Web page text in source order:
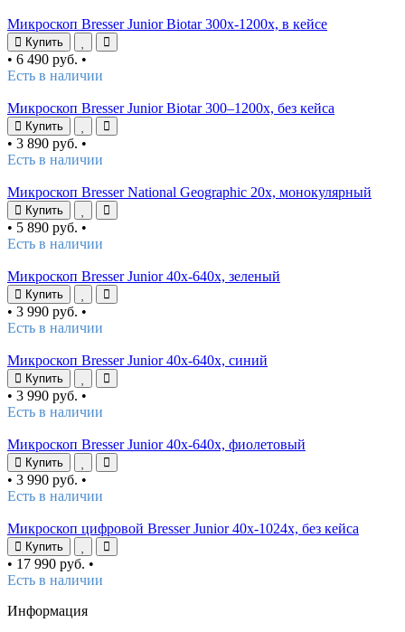
Микроскоп Bresser Junior Biotar 300x-1200x, в кейсе
Купить
• 6 490 руб. •
Есть в наличии
Микроскоп Bresser Junior Biotar 300–1200x, без кейса
Купить
• 3 890 руб. •
Есть в наличии
Микроскоп Bresser National Geographic 20x, монокулярный
Купить
• 5 890 руб. •
Есть в наличии
Микроскоп Bresser Junior 40x-640x, зеленый
Купить
• 3 990 руб. •
Есть в наличии
Микроскоп Bresser Junior 40x-640x, синий
Купить
• 3 990 руб. •
Есть в наличии
Микроскоп Bresser Junior 40x-640x, фиолетовый
Купить
• 3 990 руб. •
Есть в наличии
Микроскоп цифровой Bresser Junior 40x-1024x, без кейса
Купить
• 17 990 руб. •
Есть в наличии
Информация